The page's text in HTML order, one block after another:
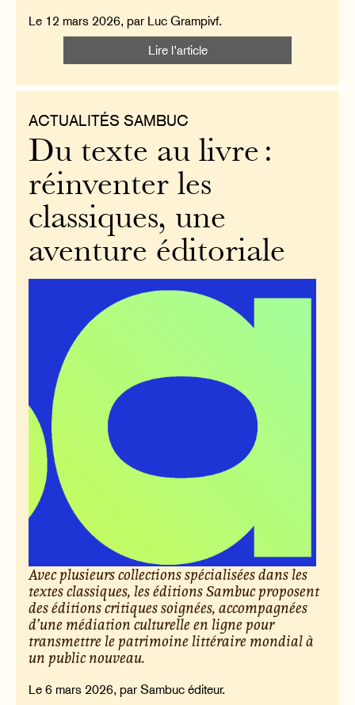
Le 12 mars 2026, par Luc Grampivf.
Lire l’article
ACTUALITÉS SAMBUC
Du texte au livre :
réinventer les
classiques, une
aventure éditoriale
Avec plusieurs collections spécialisées dans les
textes classiques, les éditions Sambuc proposent
des éditions critiques soignées, accompagnées
d’une médiation culturelle en ligne pour
transmettre le patrimoine littéraire mondial à
un public nouveau.
Le 6 mars 2026, par Sambuc éditeur.